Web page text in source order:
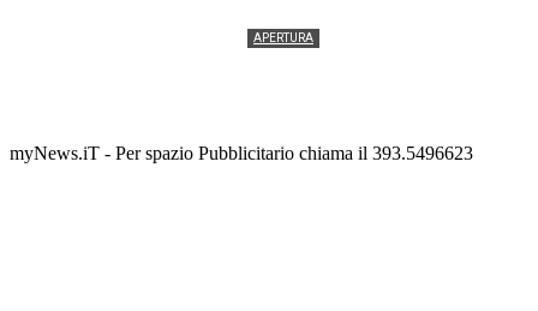
APERTURA
myNews.iT - Per spazio Pubblicitario chiama il 393.5496623